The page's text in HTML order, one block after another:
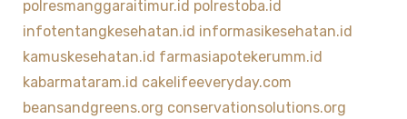
polresmanggaraitimur.id polrestoba.id
infotentangkesehatan.id informasikesehatan.id
kamuskesehatan.id farmasiapotekerumm.id
kabarmataram.id cakelifeeveryday.com
beansandgreens.org conservationsolutions.org